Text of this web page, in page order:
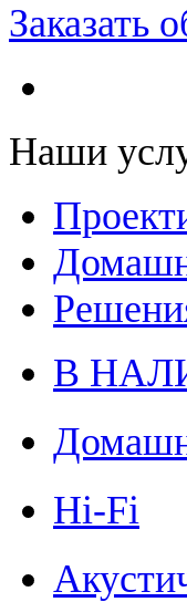
Заказать
Наши
В
Hi-Fi